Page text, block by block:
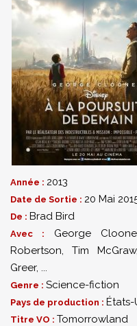
Année : 2013
Date de Sortie : 20 Mai
De : Brad Bird
Avec : George
Robertson, Tim McGraw
Greer, ...
Genre : Science-fiction
Pays de production : États-
Titre VO : Tomorrowland